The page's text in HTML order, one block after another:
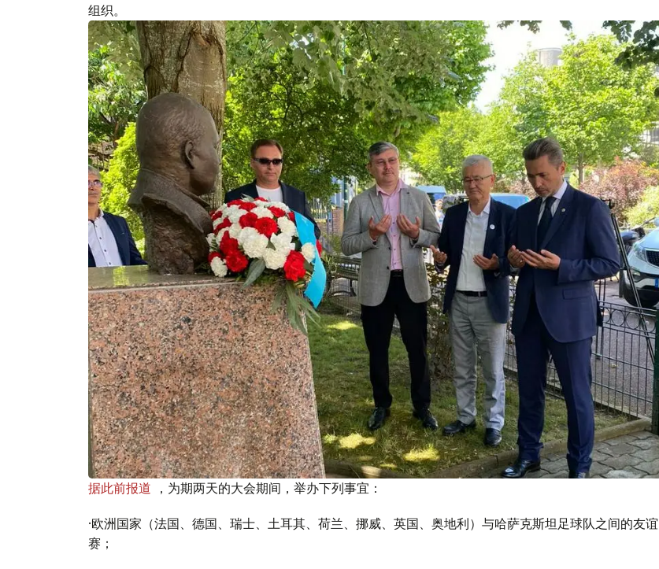
组织。
据此前报道 ，为期两天的大会期间，举办下列事宜：
·欧洲国家（法国、德国、瑞士、土耳其、荷兰、挪威、英国、奥地利）与哈萨克斯坦足球队之间的友谊
赛；